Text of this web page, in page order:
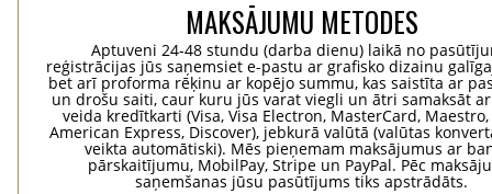
MAKSĀJUMU METODES
Aptuveni 24-48 stundu (darba dienu) laikā no
reģistrācijas jūs saņemsiet e-pastu ar grafisko dizainu
bet arī proforma rēķinu ar kopējo summu, kas saistīta ar
un drošu saiti, caur kuru jūs varat viegli un ātri samaksāt
veida kredītkarti (Visa, Visa Electron, MasterCard,
American Express, Discover), jebkurā valūtā (valūtas
veikta automātiski). Mēs pieņemam maksājumus ar
pārskaitījumu, MobilPay, Stripe un PayPal. Pēc
saņemšanas jūsu pasūtījums tiks apstrādāts.